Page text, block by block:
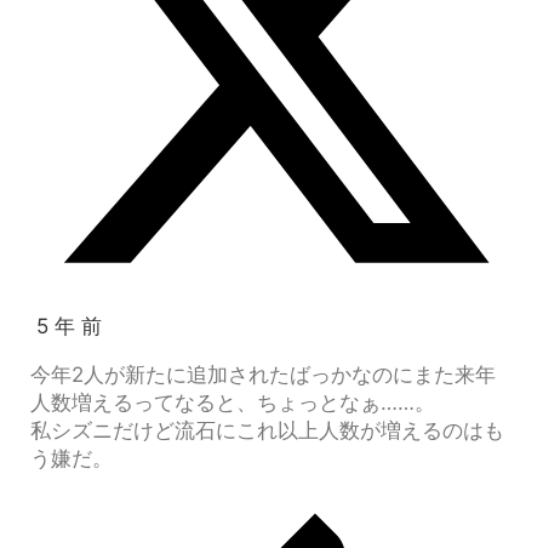
5 年 前
今年2人が新たに追加されたばっかなのにまた来年
人数増えるってなると、ちょっとなぁ……。
私シズニだけど流石にこれ以上人数が増えるのはも
う嫌だ。